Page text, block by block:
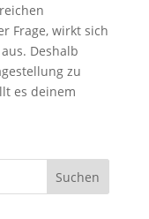
Frage, wirkt sich
Deshalb
zu
es deinem